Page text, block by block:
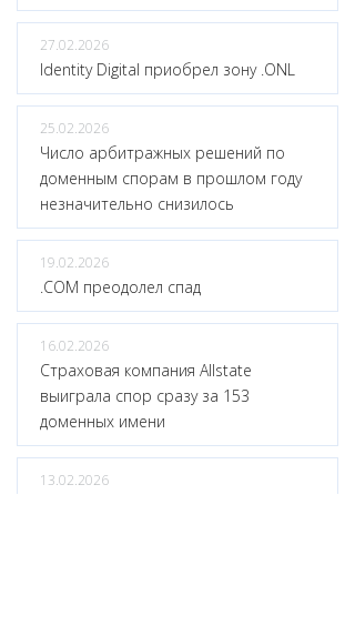
27.02.2026
Identity Digital приобрел зону .ONL
25.02.2026
Число арбитражных решений по
доменным спорам в прошлом году
незначительно снизилось
19.02.2026
.COM преодолел спад
16.02.2026
Страховая компания Allstate
выиграла спор сразу за 153
доменных имени
13.02.2026